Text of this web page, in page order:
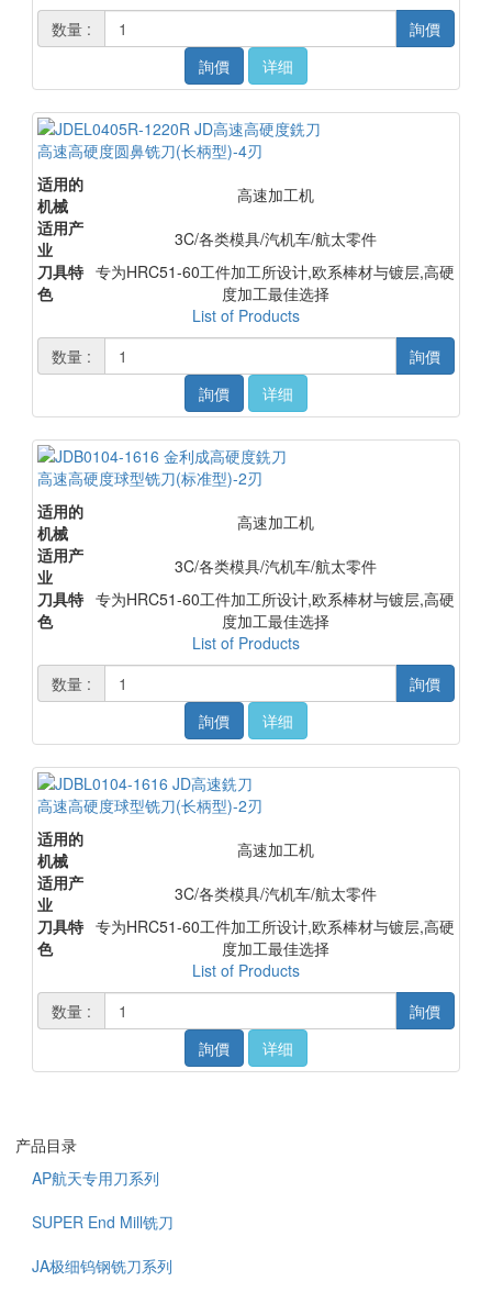
数量 :
詢價
詢價
详细
高速高硬度圆鼻铣刀(长柄型)-4刃
适用的
机械
高速加工机
适用产
业
3C/各类模具/汽机车/航太零件
刀具特
色
专为HRC51-60工件加工所设计,欧系棒材与镀层,高硬
度加工最佳选择
List of Products
数量 :
詢價
詢價
详细
高速高硬度球型铣刀(标准型)-2刃
适用的
机械
高速加工机
适用产
业
3C/各类模具/汽机车/航太零件
刀具特
色
专为HRC51-60工件加工所设计,欧系棒材与镀层,高硬
度加工最佳选择
List of Products
数量 :
詢價
詢價
详细
高速高硬度球型铣刀(长柄型)-2刃
适用的
机械
高速加工机
适用产
业
3C/各类模具/汽机车/航太零件
刀具特
色
专为HRC51-60工件加工所设计,欧系棒材与镀层,高硬
度加工最佳选择
List of Products
数量 :
詢價
詢價
详细
产品目录
AP航天专用刀系列
SUPER End Mill铣刀
JA极细钨钢铣刀系列